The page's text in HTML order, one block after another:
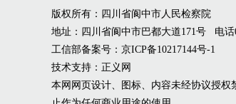
版权所有：四川省阆中市人民检察院
地址：四川省阆中市巴都大道171号 电话
工信部备案号：京ICP备10217144号-1
技术支持：正义网
本网网页设计、图标、内容未经协议授权